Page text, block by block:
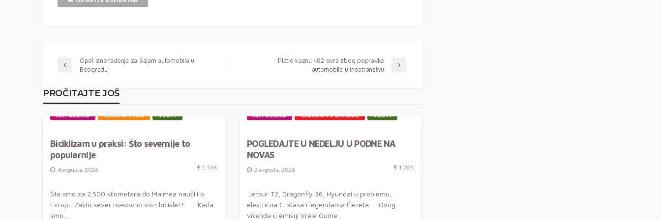
Opel iznenađenja za Sajam automobila u
Beogradu
Platio kaznu 482 evra zbog popravke
automobila u inostranstvu
PROČITAJTE JOŠ
AKTUELNO ONLINE PLUS VESTI
Biciklizam u praksi: Što severnije to
popularnije
4 avgusta, 2026 1.16K
Šta smo za 2.500 kilometara do Malmea naučili o
Evropi: Zašto sever masovno vozi bicikle!? Kada
smo...
AKTUELNO NAJAVA TV EMISIJE VESTI
POGLEDAJTE U NEDELJU U PODNE NA
NOVAS
2 avgusta, 2026 1.02K
Jetour T2, Dragonfly 36, Hyundai u problemu,
električna C-Klasa i legendarna Čezeta Ovog
vikenda u emisiji Vrele Gume...